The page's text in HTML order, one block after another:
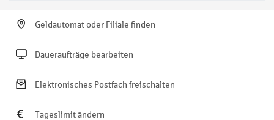
Geldautomat oder Filiale finden
Daueraufträge bearbeiten
Elektronisches Postfach freischalten
Tageslimit ändern